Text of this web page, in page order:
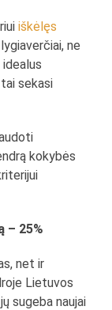
iškėlęs
ne
sekasi
kokybės
– 25%
net ir
Lietuvos
sugeba naujai